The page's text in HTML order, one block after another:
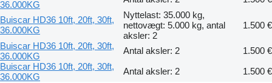
36.000KG
Buiscar HD36 10ft, 20ft, 30ft,
36.000KG
Nyttelast: 35.000 kg,
nettovægt: 5.000 kg, antal
aksler: 2
1.500 €
Buiscar HD36 10ft, 20ft, 30ft,
36.000KG
Antal aksler: 2
1.500 €
Buiscar HD36 10ft, 20ft, 30ft,
36.000KG
Antal aksler: 2 1.500 €